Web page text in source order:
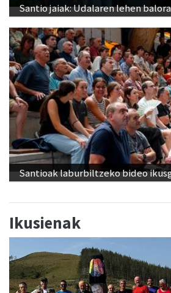
Santio jaiak: Udalaren lehen
Santioak laburbiltzeko bideo
Ikusienak